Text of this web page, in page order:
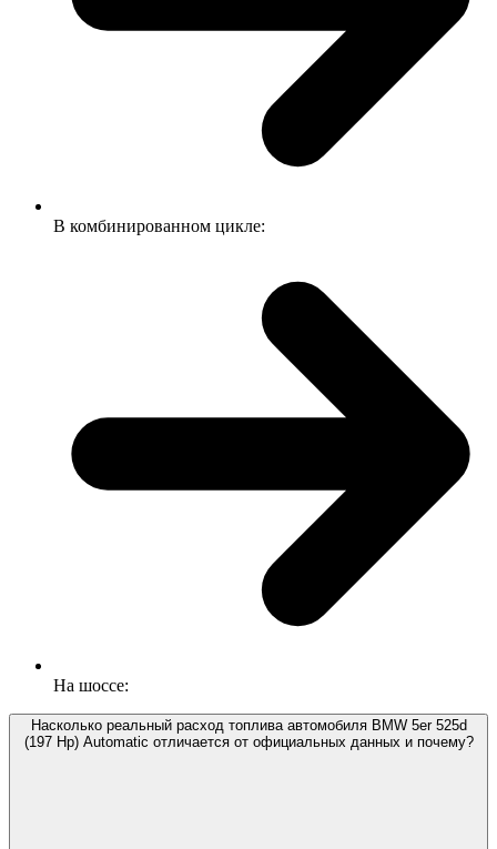
В комбинированном цикле:
На шоссе:
Насколько реальный расход топлива автомобиля BMW 5er 525d
(197 Hp) Automatic отличается от официальных данных и почему?